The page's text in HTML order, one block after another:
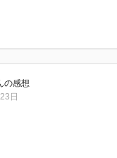
は、そのスポットで過
とおりだった。
の感想
日